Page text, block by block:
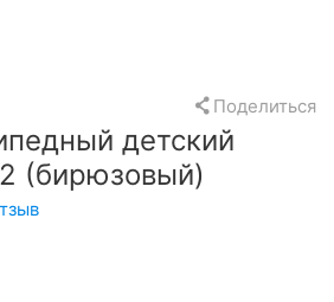
Поделиться
детский
(бирюзовый)